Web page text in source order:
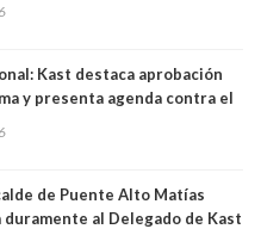
Insulza lamentó decisión
Kast destaca aprobación
y presenta agenda contra el
de Puente Alto Matías
al Delegado de Kast